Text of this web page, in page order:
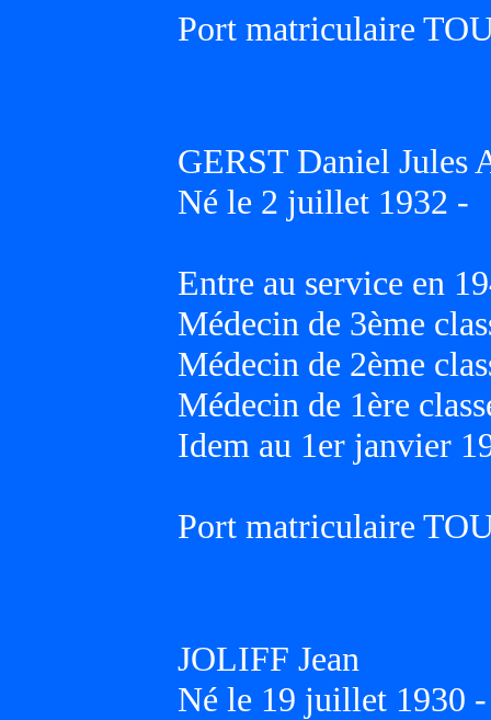
Port matriculaire
GERST Daniel Jules
Né le 2 juillet 1932 -
Entre au service en
Médecin de 3ème
Médecin de 2ème
Médecin de 1ère
Idem au 1er janvier
Port matriculaire
JOLIFF Jean
Né le 19 juillet 1930 -